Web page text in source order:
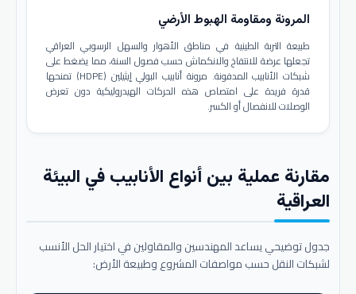
المرونة ومقاومة الهبوط الأرضي
طبيعة التربة الطينية في مناطق الأهوار والسهل الرسوبي العراقي
تجعلها عرضة للانتفاخ والانكماش حسب فصول السنة، مما يضغط على
شبكات الأنابيب المدفونة. مرونة أنابيب البولي إيثيلين (HDPE) تمنحها
قدرة فريدة على امتصاص هذه الحركات الهيدروليكية دون تعرض
الوصلات للانفصال أو الكسر.
مقارنة عملية بين أنواع الأنابيب في البيئة
العراقية
جدول توضيحي يساعد المهندسين والمقاولين في اختيار الحل الأنسب
لشبكات النقل حسب مواصفات المشروع وطبيعة الأرض: